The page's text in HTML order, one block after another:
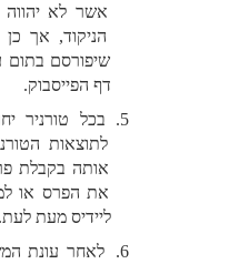
דף הפייסבוק.
ליידיס מעת לעת.